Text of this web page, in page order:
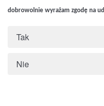
dobrowolnie wyrażam zgodę na
Tak
Nie